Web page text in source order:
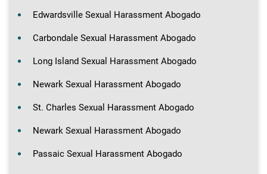
Edwardsville Sexual Harassment Abogado
Carbondale Sexual Harassment Abogado
Long Island Sexual Harassment Abogado
Newark Sexual Harassment Abogado
St. Charles Sexual Harassment Abogado
Newark Sexual Harassment Abogado
Passaic Sexual Harassment Abogado